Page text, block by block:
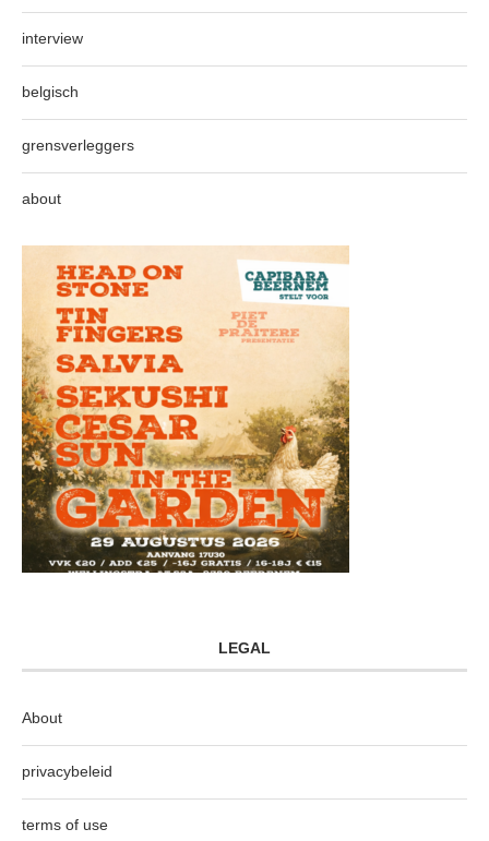
interview
belgisch
grensverleggers
about
LEGAL
About
privacybeleid
terms of use